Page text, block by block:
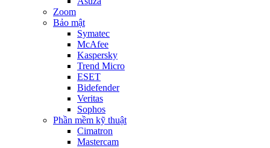
Zoom
Bảo mật
Symatec
McAfee
Kaspersky
Trend Micro
ESET
Bidefender
Veritas
Sophos
Phần mềm kỹ thuật
Cimatron
Mastercam